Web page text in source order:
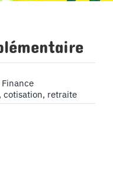
cotisation, retraite